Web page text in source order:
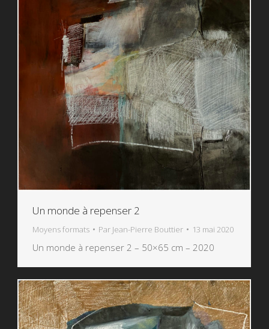
Un monde à repenser 2
Moyens formats Par Jean-Pierre Bouttier 13 mai 2020
Un monde à repenser 2 – 50×65 cm – 2020